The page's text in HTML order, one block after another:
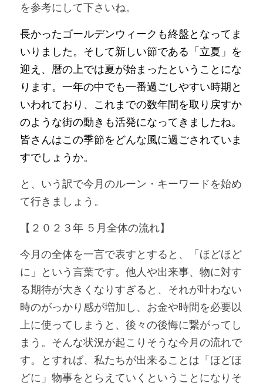
を参考にして下さいね。
長かったゴールデンウィークも終盤となってま
いりました。そして新しい節である「立夏」を
迎え、暦の上では夏が始まったということにな
ります。一年の中でも一番過ごしやすい時期と
いわれており、これまでの数年間を取り戻すか
のような街の動きも活発になってきましたね。
皆さんはこの季節をどんな風に過ごされていま
すでしょうか。
と、いう訳で今月のルーン・キーワードを始め
て行きましょう。
【２０２３年 ５月全体の流れ】
今月の全体を一言で表すとすると、「ほどほど
に」という言葉です。他人や出来事、物に対す
る期待が大きくなりすぎると、それが叶わない
時のがっかり感が増加し、お金や時間を必要以
上に使ってしまうと、後々の後悔に繋がってし
まう。そんな状況が起こりそうな今月の流れで
す。とすれば、私たちが出来ることは「ほどほ
どに」物事をとらえていくということになりそ